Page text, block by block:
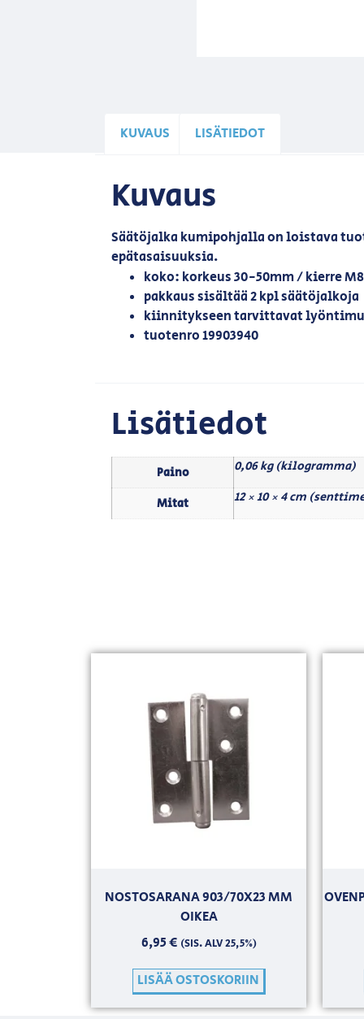
KUVAUS LISÄTIEDOT
Kuvaus
Säätöjalka kumipohjalla on loistava
epätasaisuuksia.
koko: korkeus 30-50mm / kierre M8
pakkaus sisältää 2 kpl säätöjalkoja
kiinnitykseen tarvittavat
tuotenro 19903940
Lisätiedot
Paino 0,06 kg (kilogramma)
Mitat 12 × 10 × 4 cm
NOSTOSARANA 903/70X23 MM
OIKEA
6,95€ (SIS. ALV 25,5%)
LISÄÄ OSTOSKORIIN